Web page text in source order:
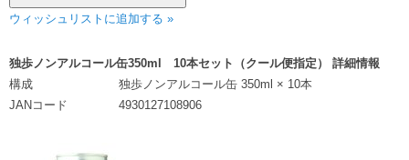
ウィッシュリストに追加する »
独歩ノンアルコール缶350ml 10本セット（クール便指定） 詳細情報
構成
独歩ノンアルコール缶 350ml × 10本
JANコード
4930127108906